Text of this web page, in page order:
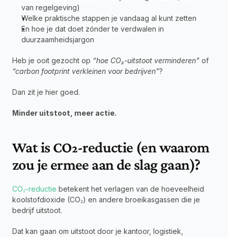
van regelgeving)
Welke praktische stappen je vandaag al kunt zetten
En hoe je dat doet zónder te verdwalen in
duurzaamheidsjargon
Heb je ooit gezocht op “hoe CO₂-uitstoot verminderen”
“carbon footprint verkleinen voor bedrijven”?
Dan zit je hier goed.
Minder uitstoot, meer actie.
Wat is CO₂-reductie (en waarom
zou je ermee aan de slag gaan)?
CO₂-reductie betekent het verlagen van de hoeveelheid
koolstofdioxide (CO₂) en andere broeikasgassen die je
bedrijf uitstoot.
Dat kan gaan om uitstoot door je kantoor, logistiek,